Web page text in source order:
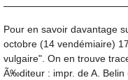
Pour en savoir davantage
octobre (14 vendémiaire)
vulgaire". On en trouve
Ã‰diteur : impr. de A. Belin